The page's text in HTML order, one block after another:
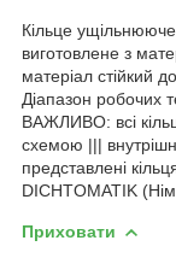
Кільце ущільнююче
виготовлене з
матеріал стійкий
Діапазон робочих
ВАЖЛИВО: всі
схемою |||
представлені
DICHTOMATIK
Приховати